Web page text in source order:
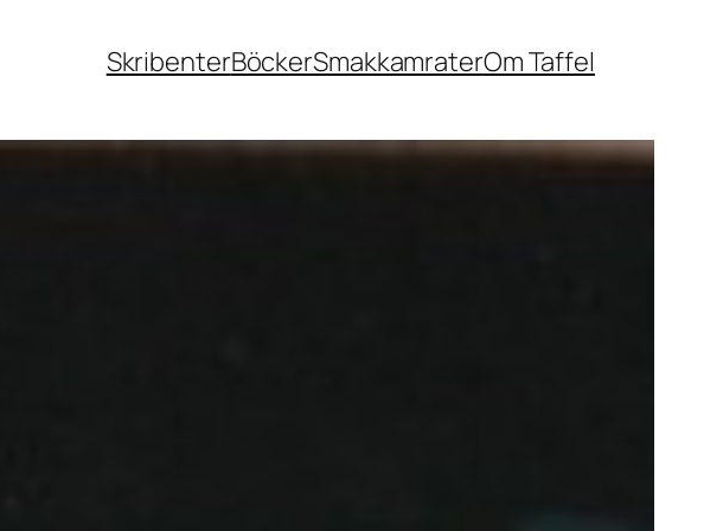
SkribenterBöckerSmakkamraterOm Taffel